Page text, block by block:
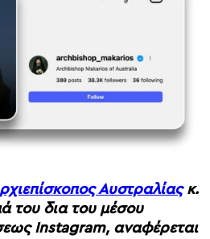
Αυστραλίαςκ.
του δια του μέσου
Instagram, αναφέρεται